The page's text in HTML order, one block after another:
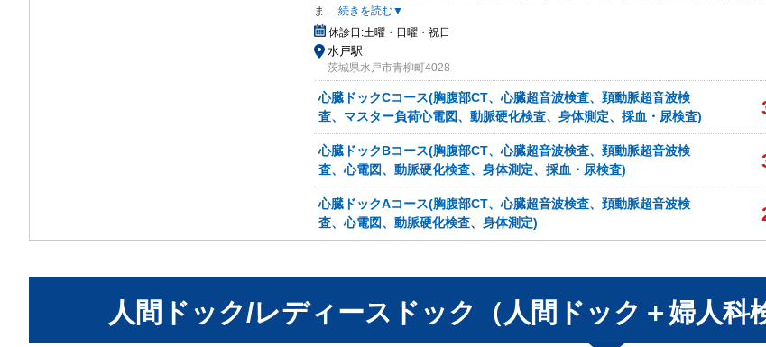
ま ... 続きを読む▼
休診日:土曜・日曜・祝日
水戸駅
茨城県水戸市青柳町4028
心臓ドックCコース(胸腹部CT、心臓超音波検査、頚動脈超音波検
査、マスター負荷心電図、動脈硬化検査、身体測定、採血・尿検査)
心臓ドックBコース(胸腹部CT、心臓超音波検査、頚動脈超音波検
査、心電図、動脈硬化検査、身体測定、採血・尿検査)
心臓ドックAコース(胸腹部CT、心臓超音波検査、頚動脈超音波検
査、心電図、動脈硬化検査、身体測定)
人間ドック/レディースドック（人間ドック＋婦人科